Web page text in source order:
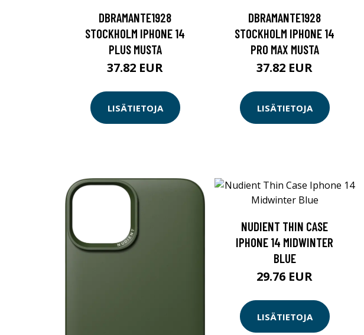
DBRAMANTE1928
STOCKHOLM IPHONE 14
PLUS MUSTA
37.82 EUR
LISÄTIETOJA
DBRAMANTE1928
STOCKHOLM IPHONE 14
PRO MAX MUSTA
37.82 EUR
LISÄTIETOJA
NUDIENT THIN CASE
IPHONE 14 MIDWINTER
BLUE
29.76 EUR
LISÄTIETOJA